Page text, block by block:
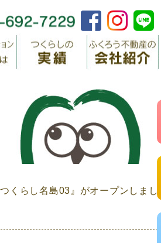
くらし名島03』がオープンしまし